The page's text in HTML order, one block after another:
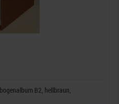
B2, hellbraun,